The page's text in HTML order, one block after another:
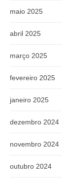
maio 2025
abril 2025
março 2025
fevereiro 2025
janeiro 2025
dezembro 2024
novembro 2024
outubro 2024